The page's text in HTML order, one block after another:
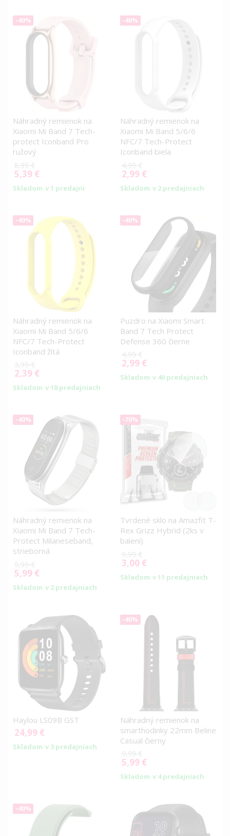
-40%
Náhradný remienok na
Xiaomi Mi Band 7 Tech-
protect Iconband Pro
ružový
8,99 €
Special
5,39 €
Skladom v 1 predajni
-40%
Náhradný remienok na
Xiaomi Mi Band 5/6/6
NFC/7 Tech-Protect
Iconband biela
4,99 €
Special
2,99 €
Skladom v 2 predajniach
-40%
Náhradný remienok na
Xiaomi Mi Band 5/6/6
NFC/7 Tech-Protect
Iconband žltá
3,99 €
Special
Price
2,39 €
Skladom v 18 predajniach
-40%
Puzdro na Xiaomi Smart
Band 7 Tech Protect
Defense 360 čierne
4,99 €
Special
Price
2,99 €
Skladom v 40 predajniach
-40%
Náhradný remienok na
Xiaomi Mi Band 7 Tech-
Protect Milaneseband,
strieborná
9,99 €
Special
5,99 €
Skladom v 2 predajniach
-70%
Tvrdené sklo na Amazfit T-
Rex Grizz Hybrid (2ks v
balení)
9,99 €
Special
3,00 €
Skladom v 11 predajniach
Haylou LS09B GST
24,99 €
Skladom v 3 predajniach
-40%
Náhradný remienok na
smarthodinky 22mm Beline
Casual čierny
9,99 €
Special
Price
5,99 €
Skladom v 4 predajniach
-40%